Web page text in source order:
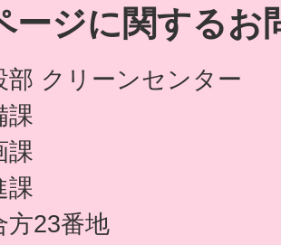
ージに関するお
部 クリーンセンター
課
課
課
方23番地